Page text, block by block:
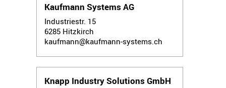
Kaufmann Systems AG
Industriestr. 15
6285 Hitzkirch
kaufmann@kaufmann-systems.ch
Knapp Industry Solutions GmbH